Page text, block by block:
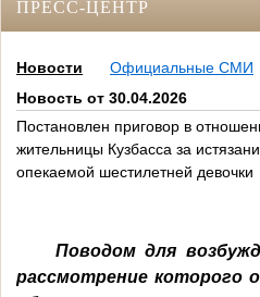
ПРЕСС-ЦЕНТР
Новости
Официальные СМИ
Новость от 30.04.2026
Постановлен приговор в
жительницы Кузбасса за
опекаемой шестилетней девочки
Поводом для
рассмотрение которого